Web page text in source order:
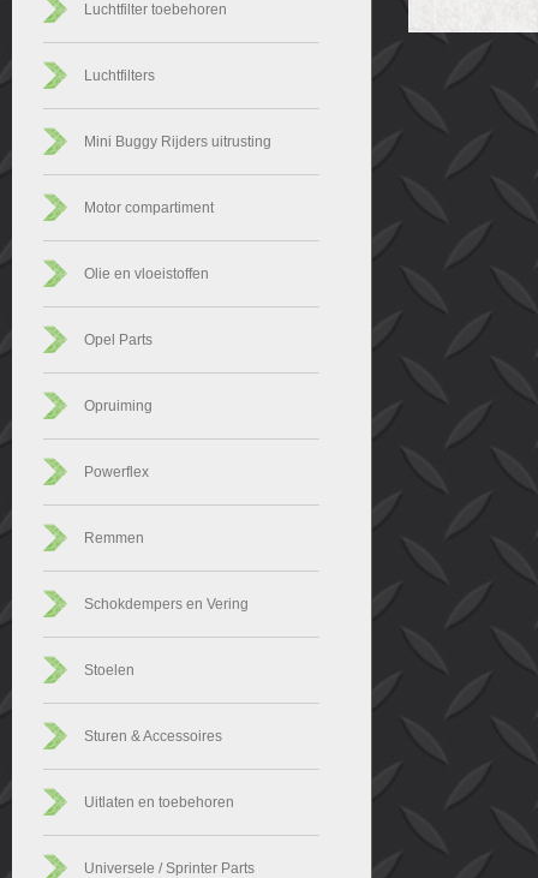
Luchtfilter toebehoren
Luchtfilters
Mini Buggy Rijders uitrusting
Motor compartiment
Olie en vloeistoffen
Opel Parts
Opruiming
Powerflex
Remmen
Schokdempers en Vering
Stoelen
Sturen & Accessoires
Uitlaten en toebehoren
Universele / Sprinter Parts